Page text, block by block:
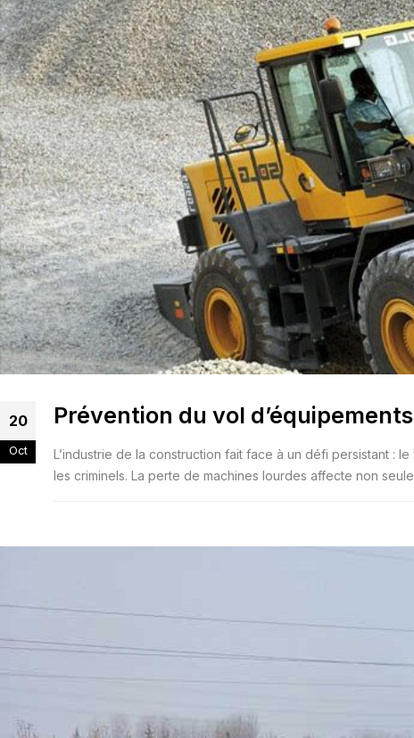
20
Oct
Prévention du vol
L’industrie de la construction fait face à un défi persistant :
les criminels. La perte de machines lourdes affecte non